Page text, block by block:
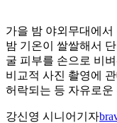
가을 밤 야외무대에
밤 기온이 쌀쌀해서
굴 피부를 손으로 비
비교적 사진 촬영에
허락되는 등 자유로운
강신영 시니어기자